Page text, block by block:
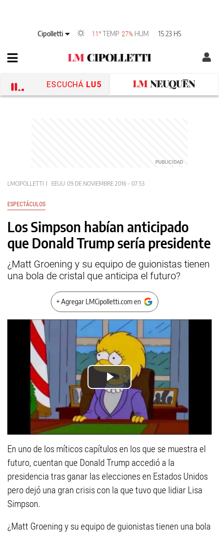
Cipolletti 11°TEMP 27% HUM 15:23 HS
ESCUCHÁ LU5
LMCIPOLLETTI EEUU 09 DE NOVIEMBRE 2016 - 07:53
ESPECTÁCULOS
Los Simpson habían anticipado
que Donald Trump sería presidente
¿Matt Groening y su equipo de guionistas tienen
una bola de cristal que anticipa el futuro?
+ Agregar LMCipolletti.com en
Play
Video
En uno de los míticos capítulos en los que se muestra el
futuro, cuentan que Donald Trump accedió a la
presidencia tras ganar las elecciones en Estados Unidos
pero dejó una gran crisis con la que tuvo que lidiar Lisa
Simpson.
¿Matt Groening y su equipo de guionistas tienen una bola